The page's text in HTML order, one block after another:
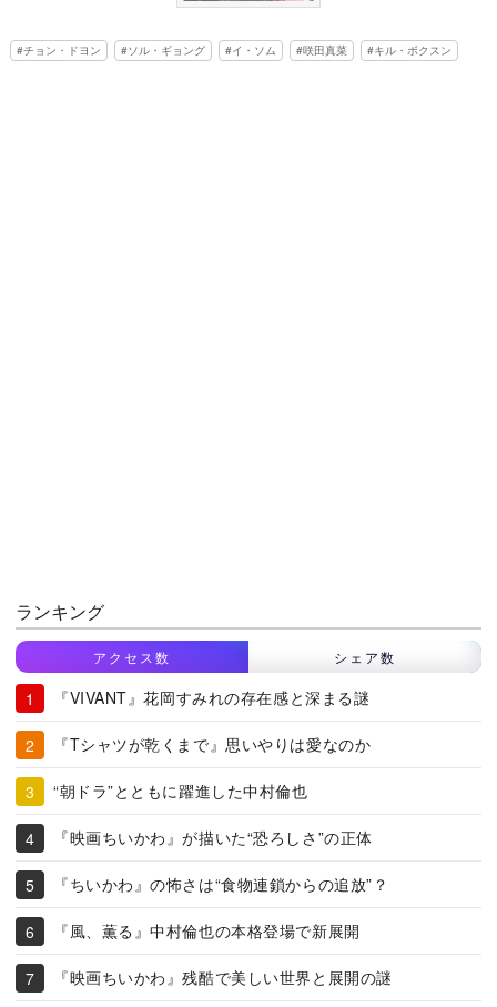
チョン・ドヨン ソル・ギョング イ・ソム 咲田真菜 キル・ボクスン
ランキング
アクセス数 シェア数
『VIVANT』花岡すみれの存在感と深まる謎
『Tシャツが乾くまで』思いやりは愛なのか
“朝ドラ”とともに躍進した中村倫也
『映画ちいかわ』が描いた“恐ろしさ”の正体
『ちいかわ』の怖さは“食物連鎖からの追放”？
『風、薫る』中村倫也の本格登場で新展開
『映画ちいかわ』残酷で美しい世界と展開の謎